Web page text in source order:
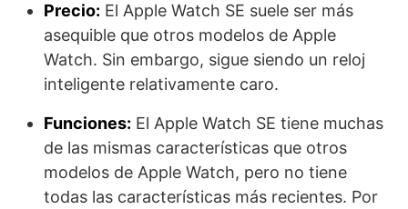
Precio: El Apple Watch SE suele ser más
asequible que otros modelos de Apple
Watch. Sin embargo, sigue siendo un reloj
inteligente relativamente caro.
Funciones: El Apple Watch SE tiene muchas
de las mismas características que otros
modelos de Apple Watch, pero no tiene
todas las características más recientes. Por